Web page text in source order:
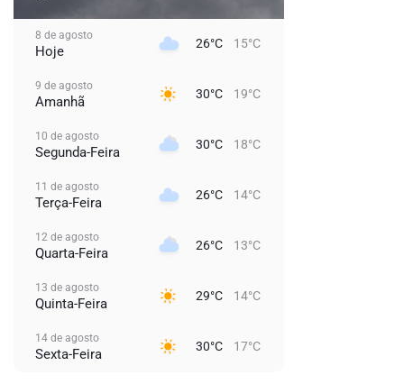
8 de agosto
Hoje 26°C 15°C
9 de agosto
Amanhã 30°C 19°C
10 de agosto
Segunda-Feira 30°C 18°C
11 de agosto
Terça-Feira 26°C 14°C
12 de agosto
Quarta-Feira 26°C 13°C
13 de agosto
Quinta-Feira 29°C 14°C
14 de agosto
Sexta-Feira 30°C 17°C